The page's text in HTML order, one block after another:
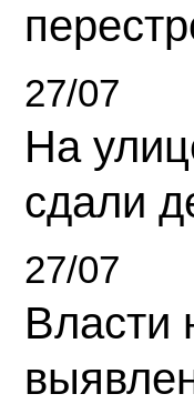
27/07
На
сдали
27/07
Власти